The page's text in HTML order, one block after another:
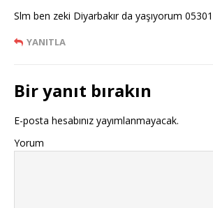
Slm ben zeki Diyarbakır da yaşıyorum
YANITLA
Bir yanıt bırakın
E-posta hesabınız yayımlanmayacak.
Yorum